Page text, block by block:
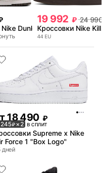
Dunk Low "Year Of The
19 992 ₽ 24
Кроссовки Nike
44EU
18 490 ₽
₽× 2 в сплит
Supreme x Nike
Force 1 "Box Logo"
дней